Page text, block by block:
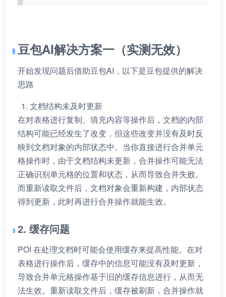
豆包AI解决方案一（实测无效）
开始发现问题后借助豆包AI，以下是豆包提供的解决
思路
文档结构未及时更新
在对表格进行复制、填充内容等操作后，文档的内部
结构可能已经发生了改变，但这些改变并没有及时反
映到文档对象的内部状态中。当你直接进行合并单元
格操作时，由于文档结构未更新，合并操作可能无法
正确识别单元格的位置和状态，从而导致合并失败。
而重新读取文件后，文档对象会重新构建，内部状态
得到更新，此时再进行合并操作就能生效。
2. 缓存问题
POI 在处理文档时可能会使用缓存来提高性能。在对
表格进行操作后，缓存中的信息可能没有及时更新，
导致合并单元格操作基于旧的缓存信息进行，从而无
法生效。重新读取文件后，缓存被刷新，合并操作就